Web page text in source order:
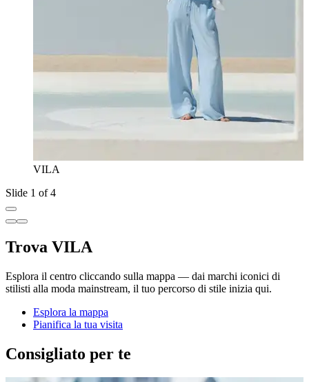
VILA
Slide 1 of 4
Trova VILA
Esplora il centro cliccando sulla mappa — dai marchi iconici di
stilisti alla moda mainstream, il tuo percorso di stile inizia qui.
Esplora la mappa
Pianifica la tua visita
Consigliato per te